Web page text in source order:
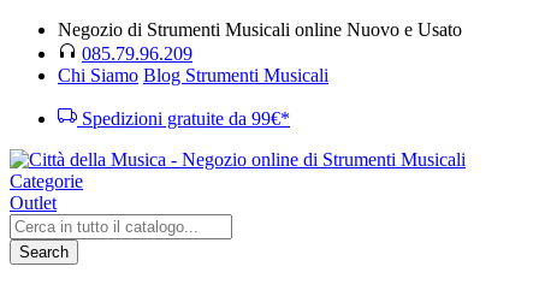
Negozio di Strumenti Musicali online Nuovo e Usato
085.79.96.209
Chi Siamo Blog Strumenti Musicali
Spedizioni gratuite da 99€*
Categorie
Outlet
Search